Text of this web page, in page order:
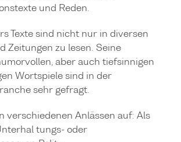
und Reden.
Texte sind nicht nur in diversen
Zeitungen zu lesen. Seine
aber auch tiefsinnigen
Wortspiele sind in der
sehr gefragt.
verschiedenen Anlässen auf: Als
tungs- oder